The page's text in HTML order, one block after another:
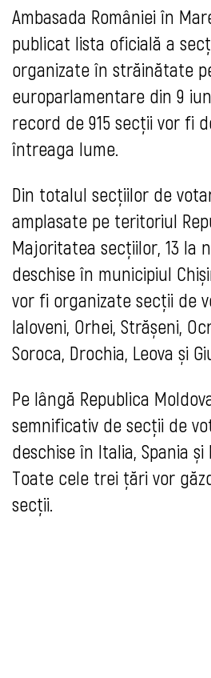
Ambasada României în
publicat lista oficială a
organizate în străinătate
europarlamentare din 9
record de 915 secții vor fi
întreaga lume.
Din totalul secțiilor de
amplasate pe teritoriul
Majoritatea secțiilor, 13 la
deschise în municipiul
vor fi organizate secții de
Ialoveni, Orhei, Strășeni,
Soroca, Drochia, Leova și
Pe lângă Republica
semnificativ de secții de
deschise în Italia, Spania
Toate cele trei țări vor
secții.